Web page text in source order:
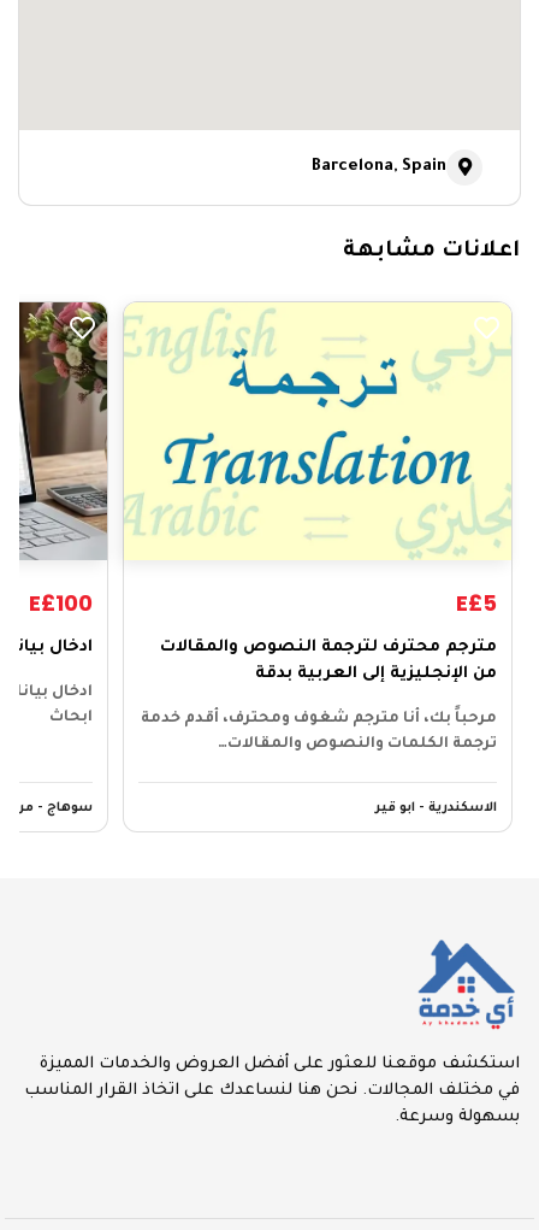
Barcelona, Spain
اعلانات مشابهة
​مترجم محترف لترجمة النصوص والمقالات
من الإنجليزية إلى العربية بدقة
مرحباً بك، أنا مترجم شغوف ومحترف، أقدم خدمة
ترجمة الكلمات والنصوص والمقالات…
الاسكندرية - ابو قير
E£5
ادخال
ادخال
ابحاث
سوهاج - مركز
E£100
استكشف موقعنا للعثور على أفضل العروض والخدمات المميزة
في مختلف المجالات. نحن هنا لنساعدك على اتخاذ القرار المناسب
بسهولة وسرعة.